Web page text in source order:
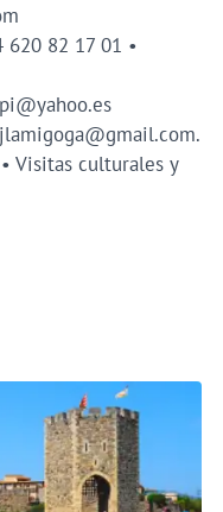
620 82 17 01 •
Visitas culturales y